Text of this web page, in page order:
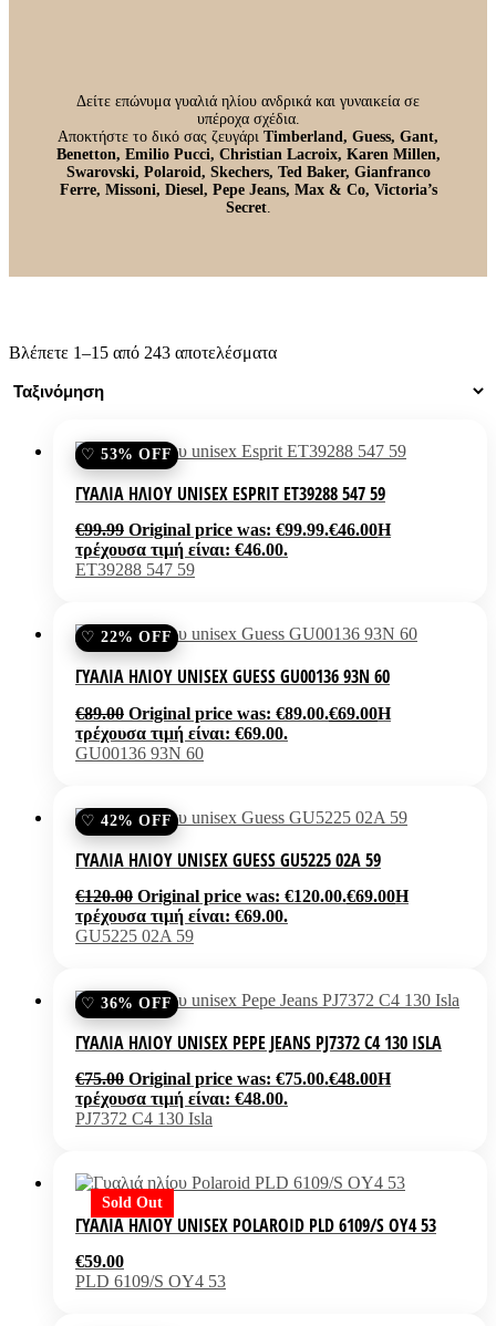
Δείτε επώνυμα γυαλιά ηλίου ανδρικά και γυναικεία σε
υπέροχα σχέδια.
Αποκτήστε το δικό σας ζευγάρι Timberland, Guess, Gant,
Benetton, Emilio Pucci, Christian Lacroix, Karen Millen,
Swarovski, Polaroid, Skechers, Ted Baker, Gianfranco
Ferre, Missoni, Diesel, Pepe Jeans, Max & Co, Victoria’s
Secret.
Βλέπετε 1–15 από 243 αποτελέσματα
53% OFF
ΓΥΑΛΙΆ ΗΛΊΟΥ UNISEX ESPRIT ET39288 547 59
€99.99 Original price was: €99.99.€46.00Η
τρέχουσα τιμή είναι: €46.00.
ET39288 547 59
22% OFF
ΓΥΑΛΙΆ ΗΛΊΟΥ UNISEX GUESS GU00136 93N 60
€89.00 Original price was: €89.00.€69.00Η
τρέχουσα τιμή είναι: €69.00.
GU00136 93N 60
42% OFF
ΓΥΑΛΙΆ ΗΛΊΟΥ UNISEX GUESS GU5225 02A 59
€120.00 Original price was: €120.00.€69.00Η
τρέχουσα τιμή είναι: €69.00.
GU5225 02A 59
36% OFF
ΓΥΑΛΙΆ ΗΛΊΟΥ UNISEX PEPE JEANS PJ7372 C4 130 ISLA
€75.00 Original price was: €75.00.€48.00Η
τρέχουσα τιμή είναι: €48.00.
PJ7372 C4 130 Isla
Sold Out
ΓΥΑΛΙΆ ΗΛΊΟΥ UNISEX POLAROID PLD 6109/S OY4 53
€59.00
PLD 6109/S OY4 53